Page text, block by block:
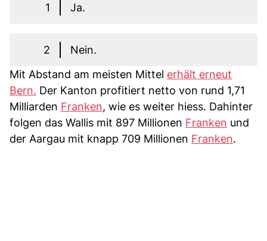
1 Ja.
2
Nein.
Mit Abstand am meisten Mittel erhält erneut
Bern. Der Kanton profitiert netto von rund 1,71
Milliarden Franken, wie es weiter hiess. Dahinter
folgen das Wallis mit 897 Millionen Franken und
der Aargau mit knapp 709 Millionen Franken.